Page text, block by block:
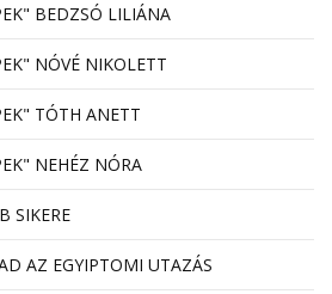
BEDZSÓ LILIÁNA
NÓVÉ NIKOLETT
TÓTH ANETT
NEHÉZ NÓRA
SIKERE
AZ EGYIPTOMI UTAZÁS